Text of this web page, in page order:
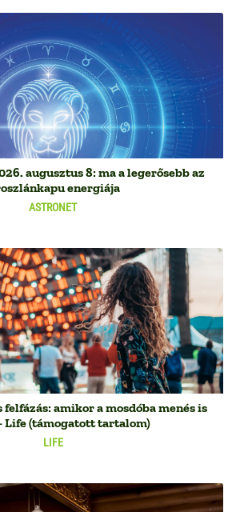
ASTRONET
augusztus 8: ma a legerősebb az
energiája
LIFE
felfázás: amikor a mosdóba menés is
Life (támogatott tartalom)